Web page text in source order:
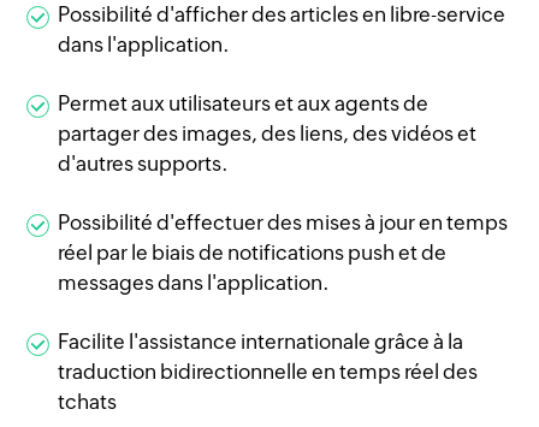
Possibilité d'afficher des articles en libre-service
dans l'application.
Permet aux utilisateurs et aux agents de
partager des images, des liens, des vidéos et
d'autres supports.
Possibilité d'effectuer des mises à jour en temps
réel par le biais de notifications push et de
messages dans l'application.
Facilite l'assistance internationale grâce à la
traduction bidirectionnelle en temps réel des
tchats